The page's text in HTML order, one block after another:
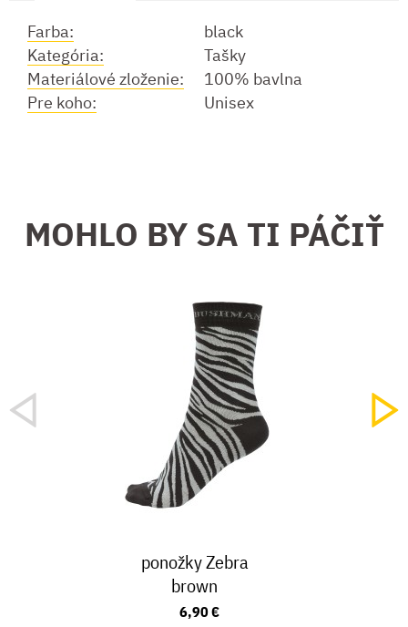
Farba:
black
Kategória:
Tašky
Materiálové zloženie:
100% bavlna
Pre koho:
Unisex
MOHLO BY SA TI PÁČIŤ
ponožky Zebra
brown
6,90 €